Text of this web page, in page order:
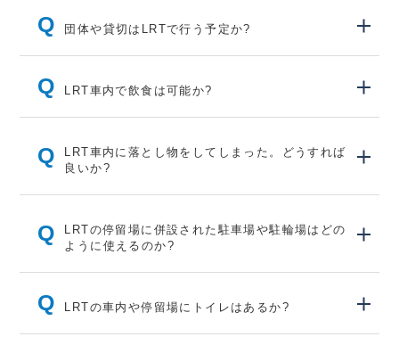
Q 団体や貸切はLRTで行う予定か?
Q LRT車内で飲食は可能か?
Q
LRT車内に落とし物をしてしまった。どうすれば
良いか?
Q
LRTの停留場に併設された駐車場や駐輪場はどの
ように使えるのか?
Q LRTの車内や停留場にトイレはあるか?